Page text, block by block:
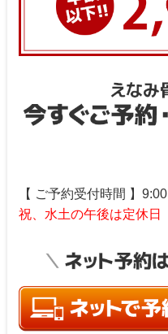
【 ご予約受付時間 】
祝、水土の午後は定休日